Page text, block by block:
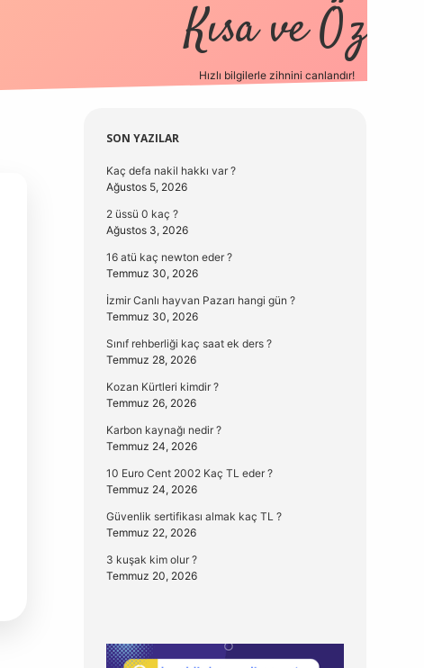
Kısa ve Öz
Hızlı bilgilerle zihnini canlandır!
Sidebar
SON YAZILAR
Kaç defa nakil hakkı var ?
Ağustos 5, 2026
2 üssü 0 kaç ?
Ağustos 3, 2026
16 atü kaç newton eder ?
Temmuz 30, 2026
İzmir Canlı hayvan Pazarı hangi gün ?
Temmuz 30, 2026
Sınıf rehberliği kaç saat ek ders ?
Temmuz 28, 2026
Kozan Kürtleri kimdir ?
Temmuz 26, 2026
Karbon kaynağı nedir ?
Temmuz 24, 2026
10 Euro Cent 2002 Kaç TL eder ?
Temmuz 24, 2026
Güvenlik sertifikası almak kaç TL ?
Temmuz 22, 2026
3 kuşak kim olur ?
Temmuz 20, 2026